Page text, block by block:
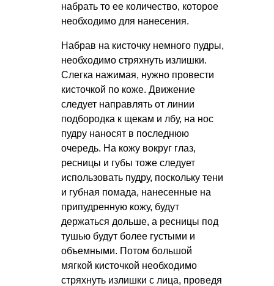
набрать то ее количество, которое
необходимо для нанесения.
Набрав на кисточку немного пудры,
необходимо стряхнуть излишки.
Слегка нажимая, нужно провести
кисточкой по коже. Движение
следует направлять от линии
подбородка к щекам и лбу, на нос
пудру наносят в последнюю
очередь. На кожу вокруг глаз,
ресницы и губы тоже следует
использовать пудру, поскольку тени
и губная помада, нанесенные на
припудренную кожу, будут
держаться дольше, а ресницы под
тушью будут более густыми и
объемными. Потом большой
мягкой кисточкой необходимо
стряхнуть излишки с лица, проведя